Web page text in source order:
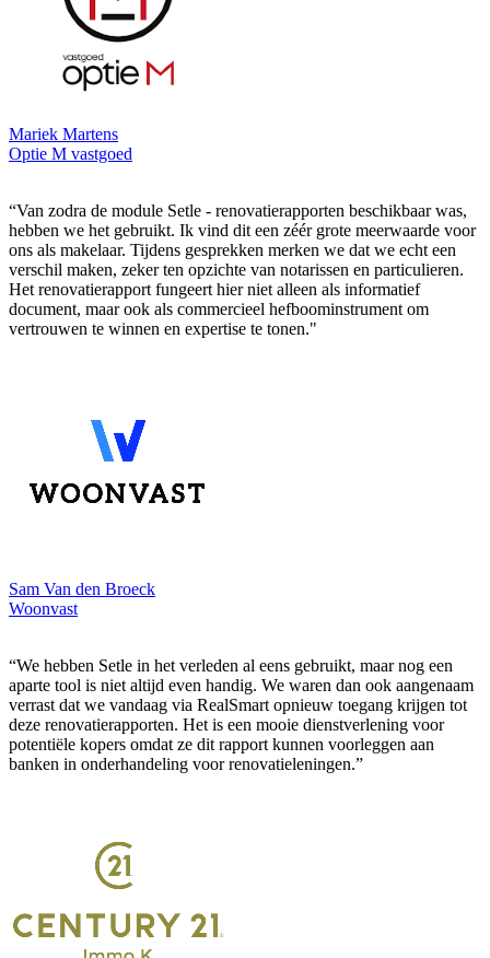
Mariek Martens
Optie M vastgoed
“Van zodra de module Setle - renovatierapporten beschikbaar was,
hebben we het gebruikt. Ik vind dit een zéér grote meerwaarde voor
ons als makelaar. Tijdens gesprekken merken we dat we echt een
verschil maken, zeker ten opzichte van notarissen en particulieren.
Het renovatierapport fungeert hier niet alleen als informatief
document, maar ook als commercieel hefboominstrument om
vertrouwen te winnen en expertise te tonen."
Sam Van den Broeck
Woonvast
“We hebben Setle in het verleden al eens gebruikt, maar nog een
aparte tool is niet altijd even handig. We waren dan ook aangenaam
verrast dat we vandaag via RealSmart opnieuw toegang krijgen tot
deze renovatierapporten. Het is een mooie dienstverlening voor
potentiële kopers omdat ze dit rapport kunnen voorleggen aan
banken in onderhandeling voor renovatieleningen.”